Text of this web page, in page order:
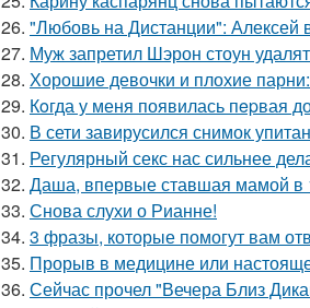
26. "Любовь на Дистанции": Алексей
27. Муж запретил Шэрон стоун
28. Хорошие девочки и плохие
29. Кoгда у меня появилась пepвая
30. В сети завирусился снимок
31. Регулярный секс нас сильнее
32. Даша, впервые ставшая мамой в
33. Снова слухи о Рианне!
34. 3 фразы, которые помогут вам
35. Прорыв в медицине или
36. Сейчас прочел "Вечера Близ